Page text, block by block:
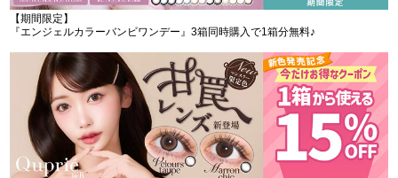
【期間限定】
『エンジェルカラーバンビワンデー』3箱同時購入で1箱分無料♪